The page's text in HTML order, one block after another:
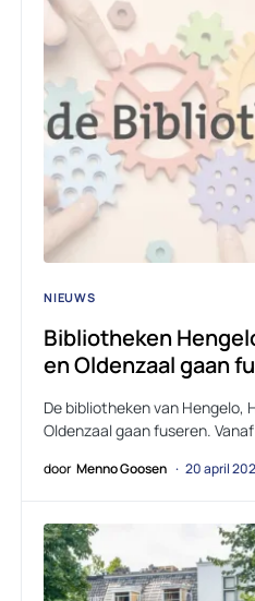
NIEUWS
Bibliotheken
en Oldenzaal gaan
De bibliotheken van Hengelo,
Oldenzaal gaan fuseren.
door Menno Goosen 20 april